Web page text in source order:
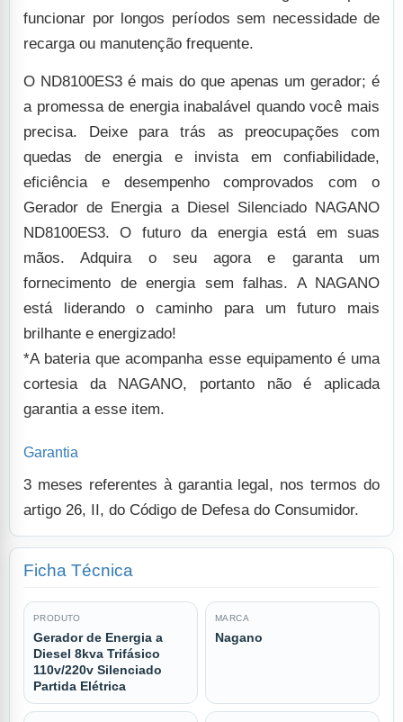
funcionar por longos períodos sem necessidade de
recarga ou manutenção frequente.
O ND8100ES3 é mais do que apenas um gerador; é
a promessa de energia inabalável quando você mais
precisa. Deixe para trás as preocupações com
quedas de energia e invista em confiabilidade,
eficiência e desempenho comprovados com o
Gerador de Energia a Diesel Silenciado NAGANO
ND8100ES3. O futuro da energia está em suas
mãos. Adquira o seu agora e garanta um
fornecimento de energia sem falhas. A NAGANO
está liderando o caminho para um futuro mais
brilhante e energizado!
*A bateria que acompanha esse equipamento é uma
cortesia da NAGANO, portanto não é aplicada
garantia a esse item.
Garantia
3 meses referentes à garantia legal, nos termos do
artigo 26, II, do Código de Defesa do Consumidor.
Ficha Técnica
PRODUTO
Gerador de Energia a
Diesel 8kva Trifásico
110v/220v Silenciado
Partida Elétrica
MARCA
Nagano